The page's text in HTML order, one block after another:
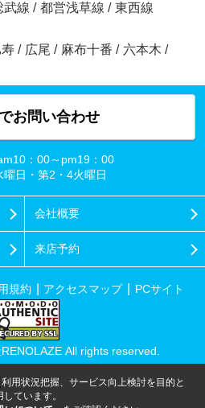
武線 / 都営浅草線 / 東西線
/ 広尾 / 麻布十番 / 六本木 /
お問い合わせ
：00～pm19：00
曜日・第2・4火曜日
会社概要
来店予約
規約 アクセスマップ PCサイト
All rights reserved.
用状況把握、サービス向上検討を目的と
ています。